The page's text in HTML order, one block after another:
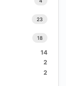
23
18
14
2
2